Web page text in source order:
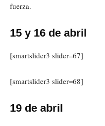
fuerza.
15 y 16 de abril
[smartslider3 slider=67]
[smartslider3 slider=68]
19 de abril